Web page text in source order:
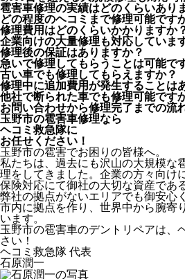
雹害車修理の実績はどのくらいあり
どの程度のヘコミまで修理可能です
修理費用はどのくらいかかりますか
企業向けの大量修理も対応していま
修理後の保証はありますか？
急いで修理してもらうことは可能で
古い車でも修理してもらえますか？
修理中に追加費用が発生することは
他社で断られた車でも修理可能です
お問い合わせから修理完了までの流
玉野市の雹害車修理なら
ヘコミ救急隊に
お任せください！
玉野市の雹害でお困りの皆様へ。
私たちは、過去にも沢山の大規模な
理をしてきました。企業の方々向け
保険対応にて御社の大切な資産であ
弊社の拠点がないエリアでも御安心
市内に拠点を作り、世界中から腕寄
います。
玉野市の雹害車のデントリペアは、
さい！
ヘコミ救急隊 代表
石原潤一